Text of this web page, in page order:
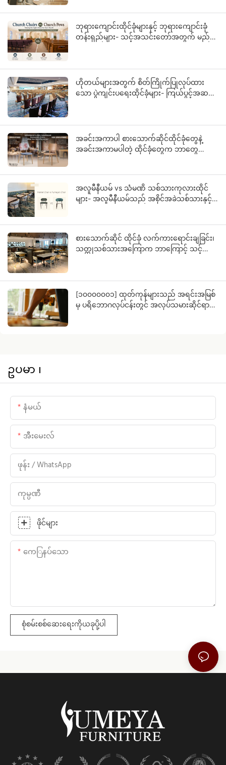
ဘုရားကျောင်းထိုင်ခုံများနှင့် ဘုရားကျောင်းခုံ
တန်းရှည်များ- သင့်အသင်းတော်အတွက် မည်
ဟိုတယ်များအတွက် စိတ်ကြိုက်ပြုလုပ်ထား
သော ပွဲကျင်းပရေးထိုင်ခုံများ- ကြယ်ပွင့်အဆင့်
အခင်းအကာပါ စားသောက်ဆိုင်ထိုင်ခုံတွေနဲ့
အခင်းအကာမပါတဲ့ ထိုင်ခုံတွေက ဘာတွေ
အလူမီနီယမ် vs သံမဏိ သစ်သားကုလားထိုင်
များ- အလူမီနီယမ်သည် အစိုင်အခဲသစ်သားနှင့် ပို
စားသောက်ဆိုင် ထိုင်ခုံ လက်ကားရောင်းချခြင်း၊
သတ္တုသစ်သားအကြောက ဘာကြောင့် သင့်
[၁၀၀၀၀၀၀၁] ထုတ်ကုန်များသည် အရင်းအမြစ်
မှ ပရိဘောဂလုပ်ငန်းတွင် အလုပ်သမားဆိုင်ရာ
ဥပမာ ၊
နံမယ်
အီးမေးလ်
ဖုန်း / WhatsApp
ကုမ္ပဏီ
ဖိုင်များ
ကေြနပ်သော
စုံစမ်းစစ်ဆေးရေးကိုယခုပို့ပါ